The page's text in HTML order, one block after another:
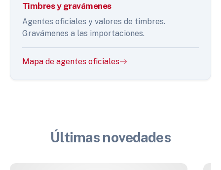
Timbres y gravámenes
Agentes oficiales y valores de timbres.
Gravámenes a las importaciones.
Mapa de agentes oficiales
Últimas novedades